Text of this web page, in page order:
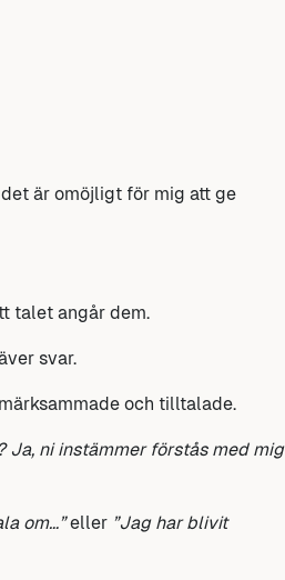
är omöjligt för mig att ge
talet angår dem.
svar.
och tilltalade.
Ja, ni instämmer förstås med mig
om…”eller ”Jag har blivit